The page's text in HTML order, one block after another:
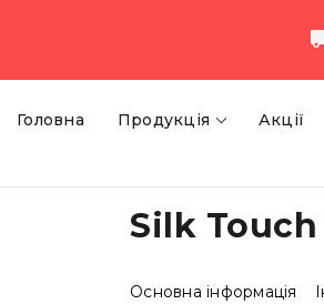
Головна Продукція Акції
Silk
Основна інформація